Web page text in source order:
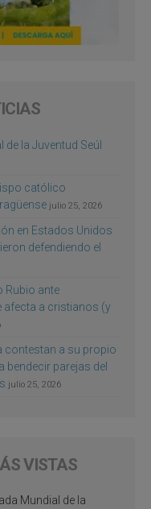
la Juventud Seúl
católico
julio 25, 2026
en Estados Unidos
defendiendo el
Rubio ante
afecta a cristianos (y
contestan a su propio
bendecir parejas del
julio 25, 2026
VISTAS
Mundial de la